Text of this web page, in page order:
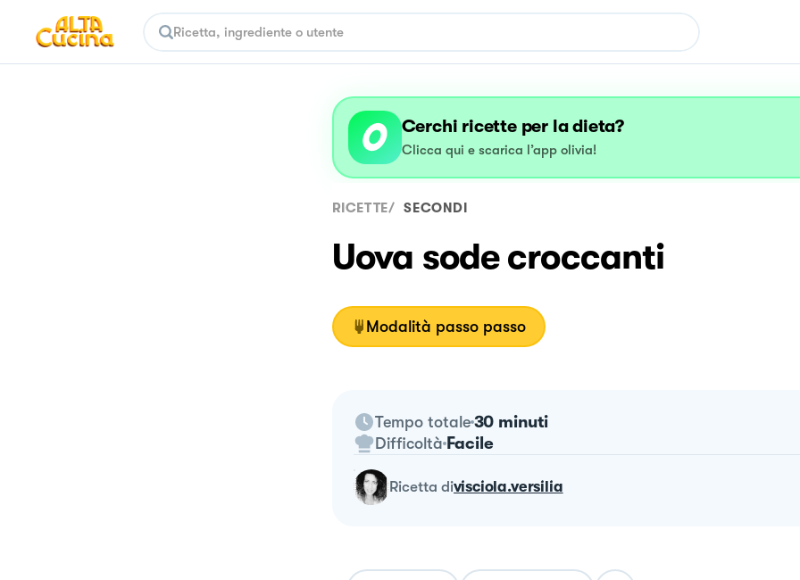
Cerchi ricette per la dieta?
Clicca qui e scarica l’app olivia!
RICETTE/ SECONDI
Uova sode croccanti
Modalità passo passo
Tempo totale 30 minuti
Difficoltà Facile
ricetta divisciola.versilia